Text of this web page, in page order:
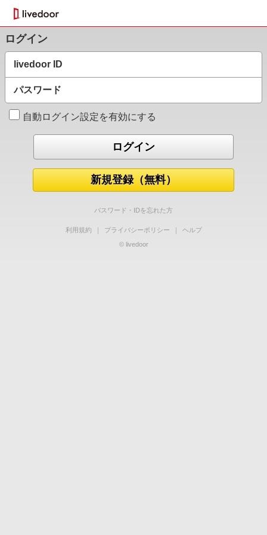
ログイン
livedoor ID
パスワード
自動ログイン設定を有効にする
新規登録（無料）
パスワード・IDを忘れた方
利用規約 ｜ プライバシーポリシー ｜
ヘルプ
© livedoor